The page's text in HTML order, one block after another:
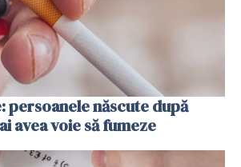
persoanele născute după
avea voie să fumeze